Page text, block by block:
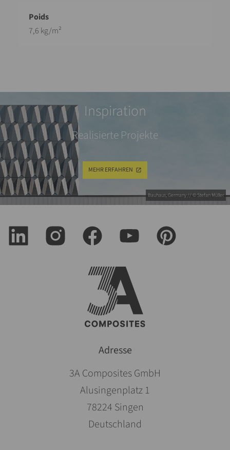
7,6 kg/m²
Bauhaus, Germany // © Stefan Müller
Inspiration
Realisierte Projekte
MEHR ERFAHREN
Adresse
3A Composites GmbH
Alusingenplatz 1
78224 Singen
Deutschland